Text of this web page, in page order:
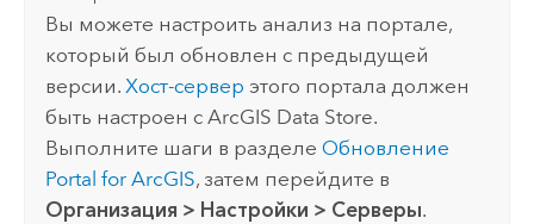
Вы можете настроить анализ на портале,
который был обновлен с предыдущей
версии.Хост-сервер этого портала должен
быть настроен сArcGIS Data Store.
Выполните шаги в разделеОбновление
Portal for ArcGIS, затем перейдите в
Организация > Настройки > Серверы.